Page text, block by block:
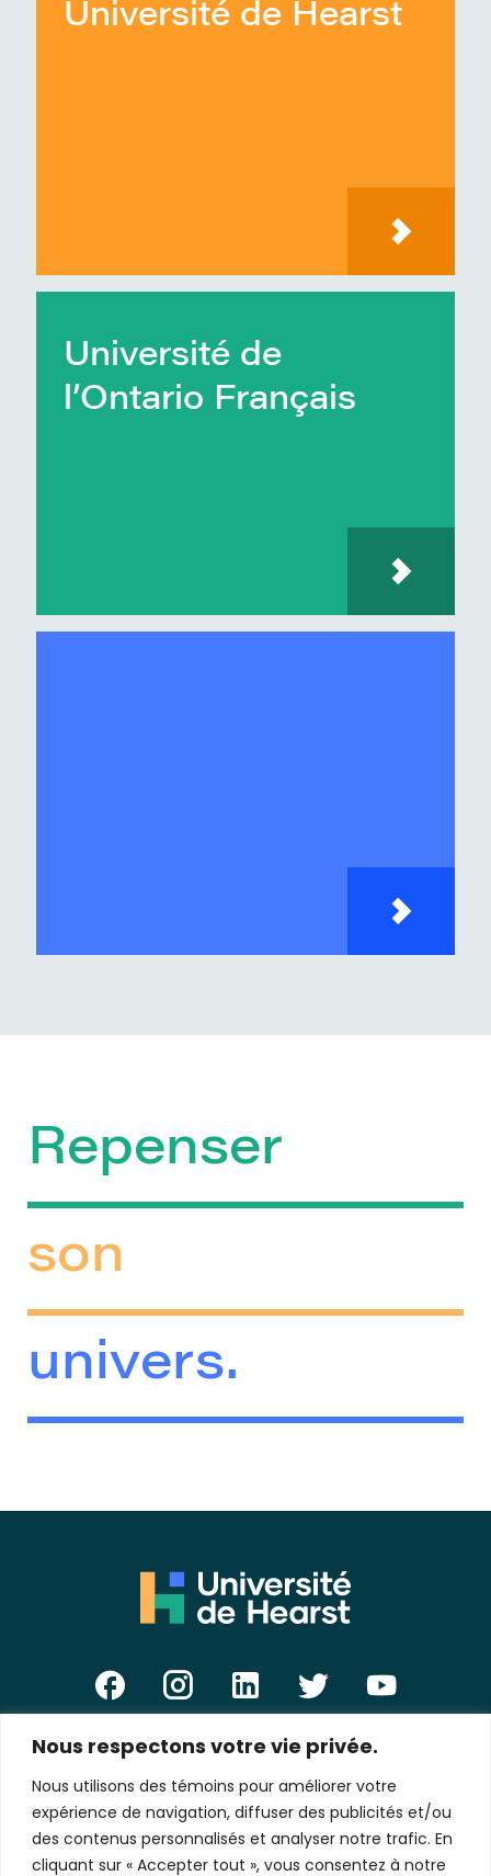
Nous respectons votre vie privée.
Nous utilisons des témoins pour améliorer votre
expérience de navigation, diffuser des publicités et/ou
des contenus personnalisés et analyser notre trafic. En
cliquant sur « Accepter tout », vous consentez à notre
Université de Hearst
Université de
l’Ontario Français
Repenser
son
univers.
E-
mail
*